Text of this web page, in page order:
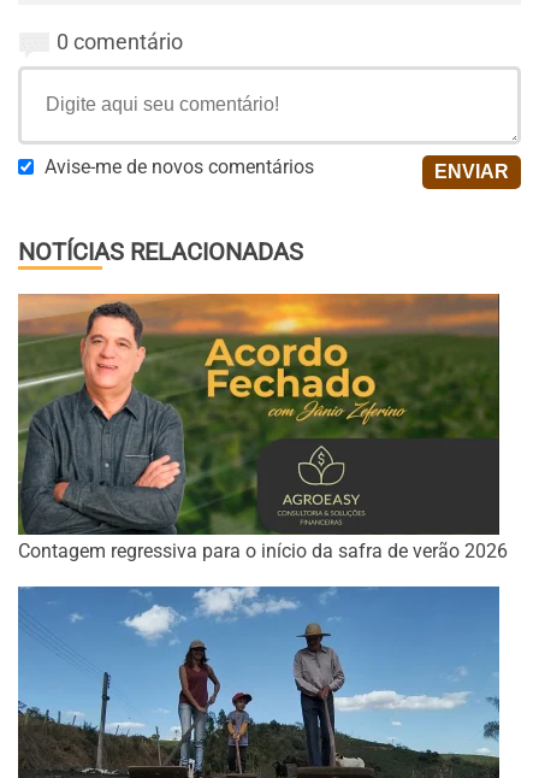
0 comentário
Avise-me de novos comentários
NOTÍCIAS RELACIONADAS
Contagem regressiva para o início da safra de verão 2026